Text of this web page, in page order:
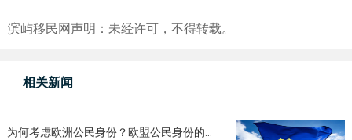
滨屿移民网声明：未经许可，不得转载。
相关新闻
为何考虑欧洲公民身份？欧盟公民身份的...